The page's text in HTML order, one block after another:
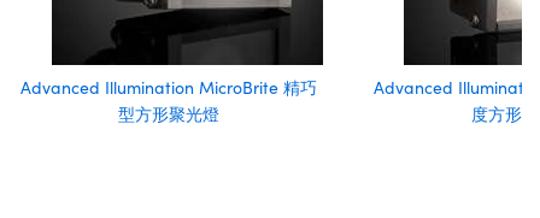
Advanced Illumination MicroBrite 精巧
型方形聚光燈
Advanced
度方形